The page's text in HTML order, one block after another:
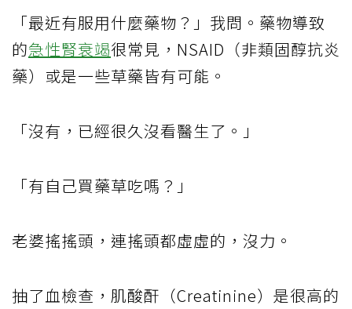
「最近有服用什麼藥物？」我問。藥物導致
的急性腎衰竭很常見，NSAID（非類固醇抗炎
藥）或是一些草藥皆有可能。
「沒有，已經很久沒看醫生了。」
「有自己買藥草吃嗎？」
老婆搖搖頭，連搖頭都虛虛的，沒力。
抽了血檢查，肌酸酐（Creatinine）是很高的